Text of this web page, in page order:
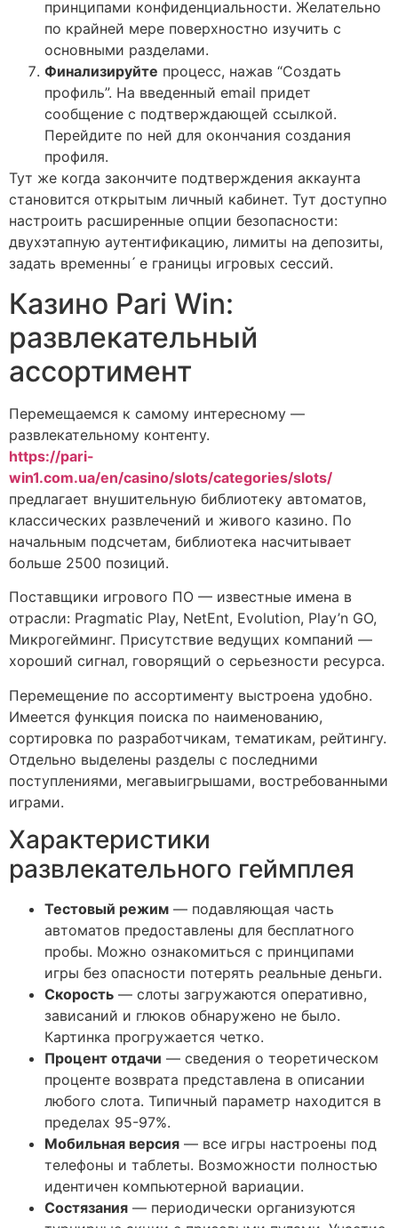
принципами конфиденциальности. Желательно
по крайней мере поверхностно изучить с
основными разделами.
Финализируйте процесс, нажав “Создать
профиль”. На введенный email придет
сообщение с подтверждающей ссылкой.
Перейдите по ней для окончания создания
профиля.
Тут же когда закончите подтверждения аккаунта
становится открытым личный кабинет. Тут доступно
настроить расширенные опции безопасности:
двухэтапную аутентификацию, лимиты на депозиты,
задать временны ́ е границы игровых сессий.
Казино Pari Win:
развлекательный
ассортимент
Перемещаемся к самому интересному —
развлекательному контенту.
https://pari-
win1.com.ua/en/casino/slots/categories/slots/
предлагает внушительную библиотеку автоматов,
классических развлечений и живого казино. По
начальным подсчетам, библиотека насчитывает
больше 2500 позиций.
Поставщики игрового ПО — известные имена в
отрасли: Pragmatic Play, NetEnt, Evolution, Play’n GO,
Микрогейминг. Присутствие ведущих компаний —
хороший сигнал, говорящий о серьезности ресурса.
Перемещение по ассортименту выстроена удобно.
Имеется функция поиска по наименованию,
сортировка по разработчикам, тематикам, рейтингу.
Отдельно выделены разделы с последними
поступлениями, мегавыигрышами, востребованными
играми.
Характеристики
развлекательного геймплея
Тестовый режим — подавляющая часть
автоматов предоставлены для бесплатного
пробы. Можно ознакомиться с принципами
игры без опасности потерять реальные деньги.
Скорость — слоты загружаются оперативно,
зависаний и глюков обнаружено не было.
Картинка прогружается четко.
Процент отдачи — сведения о теоретическом
проценте возврата представлена в описании
любого слота. Типичный параметр находится в
пределах 95-97%.
Мобильная версия — все игры настроены под
телефоны и таблеты. Возможности полностью
идентичен компьютерной вариации.
Состязания — периодически организуются